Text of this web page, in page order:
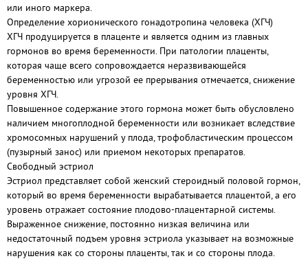
или иного маркера.
Определение хорионического гонадотропина человека (ХГЧ)
ХГЧ продуцируется в плаценте и является одним из главных
гормонов во время беременности. При патологии плаценты,
которая чаще всего сопровождается неразвивающейся
беременностью или угрозой ее прерывания отмечается, снижение
уровня ХГЧ.
Повышенное содержание этого гормона может быть обусловлено
наличием многоплодной беременности или возникает вследствие
хромосомных нарушений у плода, трофобластическим процессом
(пузырный занос) или приемом некоторых препаратов.
Свободный эстриол
Эстриол представляет собой женский стероидный половой гормон,
который во время беременности вырабатывается плацентой, а его
уровень отражает состояние плодово-плацентарной системы.
Выраженное снижение, постоянно низкая величина или
недостаточный подъем уровня эстриола указывает на возможные
нарушения как со стороны плаценты, так и со стороны плода.